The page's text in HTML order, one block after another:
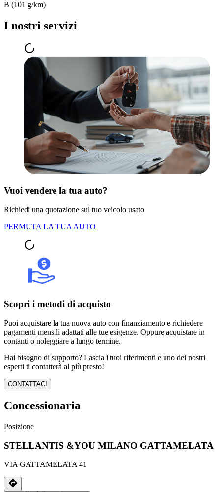
B (101 g/km)
I nostri servizi
Vuoi vendere la tua auto?
Richiedi una quotazione sul tuo veicolo usato
PERMUTA LA TUA AUTO
Scopri i metodi di acquisto
Puoi acquistare la tua nuova auto con finanziamento e richiedere
pagamenti mensili adattati alle tue esigenze. Oppure acquistare in
contanti o noleggiare a lungo termine.
Hai bisogno di supporto? Lascia i tuoi riferimenti e uno dei nostri
esperti ti contatterà al più presto!
CONTATTACI
Concessionaria
Posizione
STELLANTIS &YOU MILANO GATTAMELATA
VIA GATTAMELATA 41